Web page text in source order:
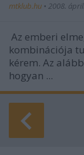
mtklub.hu • 2008.
Az emberi
kombinációja
kérem. Az
hogyan ...